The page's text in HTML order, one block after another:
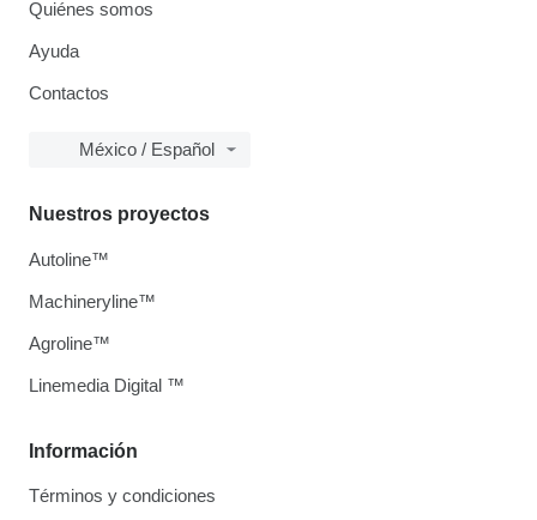
Quiénes somos
Ayuda
Contactos
México / Español
Información
Términos y condiciones
Nuestros proyectos
Autoline™
Machineryline™
Agroline™
Linemedia Digital ™